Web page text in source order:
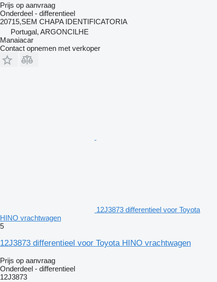
Prijs op aanvraag
Onderdeel - differentieel
20715,SEM CHAPA IDENTIFICATORIA
Portugal, ARGONCILHE
Manaiacar
Contact opnemen met verkoper
12J3873 differentieel voor Toyota
HINO vrachtwagen
5
12J3873 differentieel voor Toyota HINO vrachtwagen
Prijs op aanvraag
Onderdeel - differentieel
12J3873